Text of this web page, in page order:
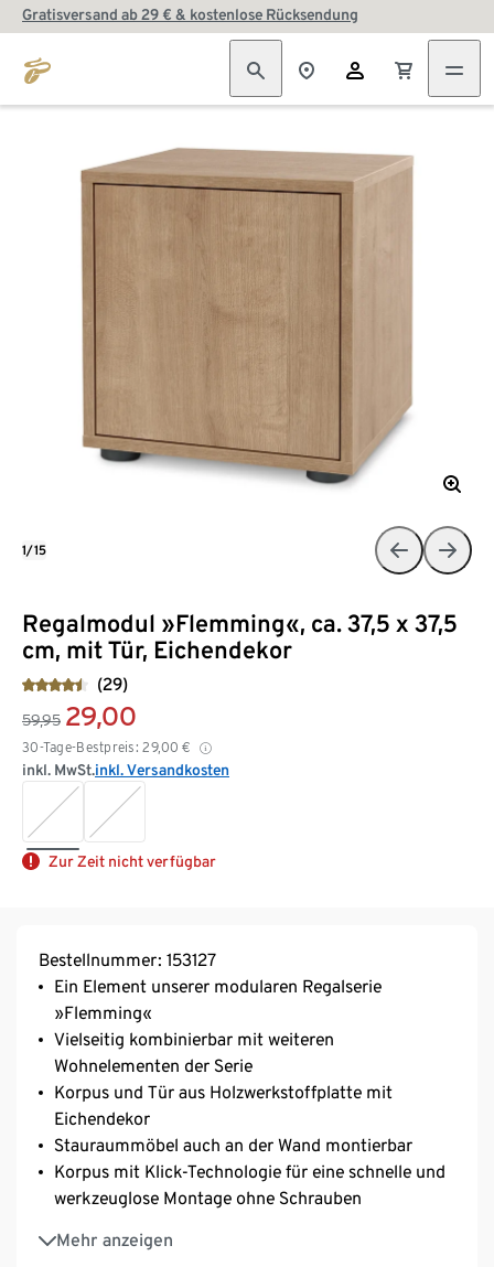
Gratisversand ab 29 € & kostenlose Rücksendung
Regalmodul »Flemming«, ca. 37,5 x 37,5
cm, mit Tür, Eichendekor
(29)
59,95 29,00
30-Tage-Bestpreis: 29,00 €
inkl. MwSt.inkl. Versandkosten
Zur Zeit nicht verfügbar
1/15
Bestellnummer: 153127
Ein Element unserer modularen Regalserie
»Flemming«
Vielseitig kombinierbar mit weiteren
Wohnelementen der Serie
Korpus und Tür aus Holzwerkstoffplatte mit
Eichendekor
Stauraummöbel auch an der Wand montierbar
Korpus mit Klick-Technologie für eine schnelle und
werkzeuglose Montage ohne Schrauben
Mehr anzeigen
Tür mit Push-to-Open-Mechanismus
Inkl. höhenverstellbarer Bodenschoner